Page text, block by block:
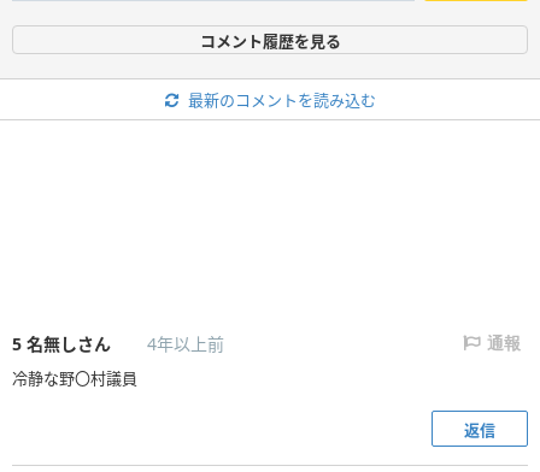
コメント履歴を見る
最新のコメントを読み込む
5 名無しさん 4年以上前 通報
冷静な野〇村議員
返信